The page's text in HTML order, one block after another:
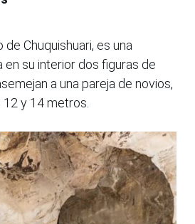
Chuquishuari, es una
en su interior dos figuras de
a una pareja de novios,
y 14 metros.